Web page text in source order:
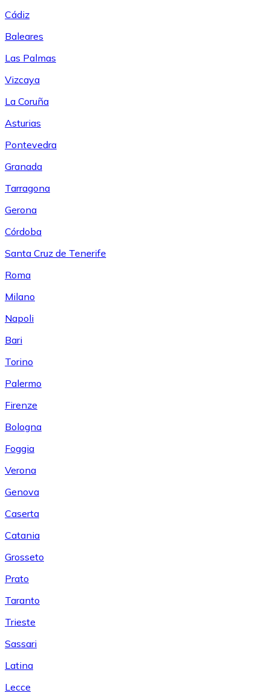
Cádiz
Baleares
Las Palmas
Vizcaya
La Coruña
Asturias
Pontevedra
Granada
Tarragona
Gerona
Córdoba
Santa Cruz de Tenerife
Roma
Milano
Napoli
Bari
Torino
Palermo
Firenze
Bologna
Foggia
Verona
Genova
Caserta
Catania
Grosseto
Prato
Taranto
Trieste
Sassari
Latina
Lecce